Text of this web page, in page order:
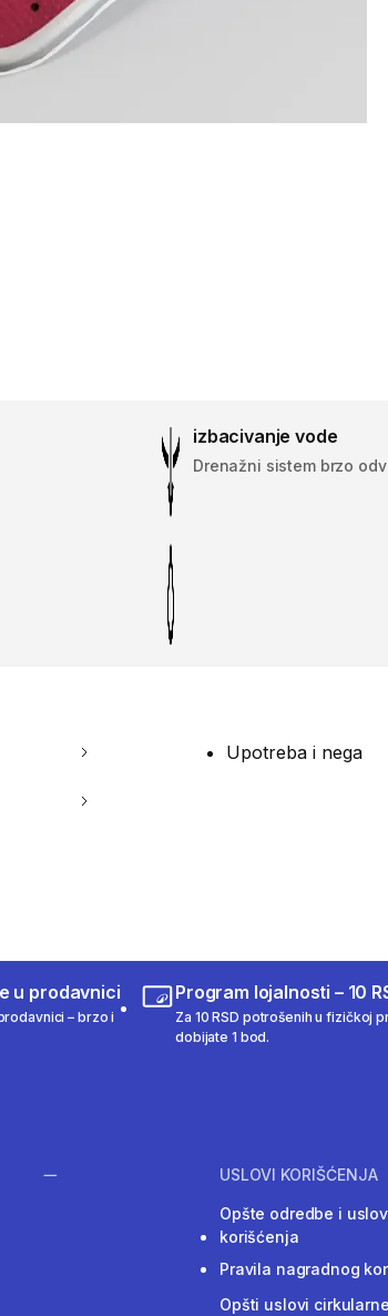
izbacivanje vode
Drenažni sistem brzo
Upotreba i nega
u prodavnici
– brzo i
Program lojalnosti – 10
Za 10 RSD potrošenih u fizičkoj
dobijate 1 bod.
USLOVI KORIŠĆENJA
Opšte odredbe i
korišćenja
Pravila nagradnog
Opšti uslovi cirkularne